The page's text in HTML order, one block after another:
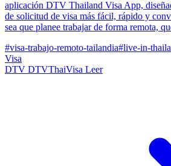
aplicación DTV Thailand Visa App,
de solicitud de visa más fácil, rápido y
sea que planee trabajar de forma remota,
#visa-trabajo-remoto-tailandia#live-in-
Visa
DTV DTVThaiVisa Leer